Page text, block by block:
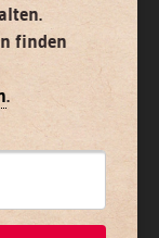
finden
.